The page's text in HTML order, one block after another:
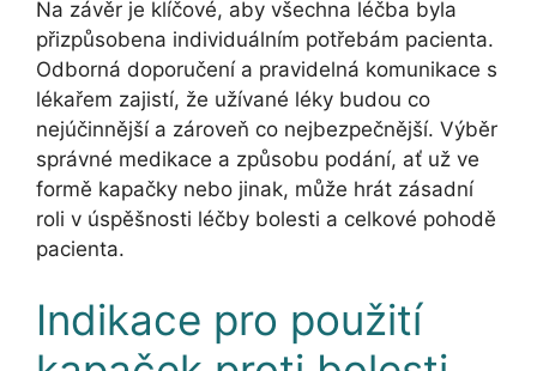
Na závěr je klíčové, aby všechna léčba byla
přizpůsobena individuálním potřebám pacienta.
Odborná doporučení a pravidelná komunikace s
lékařem zajistí, že užívané léky budou co
nejúčinnější a zároveň co nejbezpečnější. Výběr
správné medikace a způsobu podání, ať už ve
formě kapačky nebo jinak, může hrát zásadní
roli v úspěšnosti léčby bolesti a celkové pohodě
pacienta.
Indikace pro použití